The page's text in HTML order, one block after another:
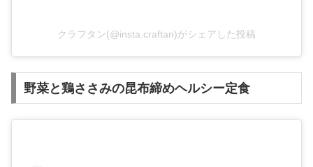
クラフタン(@insta.craftan)がシェアした投稿
野菜と鶏ささみの昆布締めヘルシー定食